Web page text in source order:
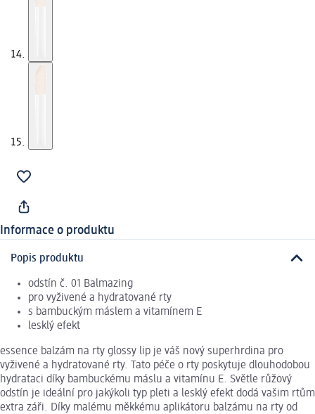
Informace o produktu
Popis produktu
odstín č. 01 Balmazing
pro vyživené a hydratované rty
s bambuckým máslem a vitamínem E
lesklý efekt
essence balzám na rty glossy lip je váš nový superhrdina pro
vyživené a hydratované rty. Tato péče o rty poskytuje dlouhodobou
hydrataci díky bambuckému máslu a vitamínu E. Světle růžový
odstín je ideální pro jakýkoli typ pleti a lesklý efekt dodá vašim rtům
extra záři. Díky malému měkkému aplikátoru balzámu na rty od